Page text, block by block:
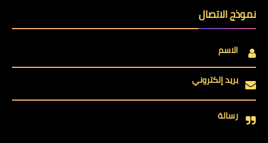
نموذج الاتصال
الاسم
بريد إلكتروني
رسالة